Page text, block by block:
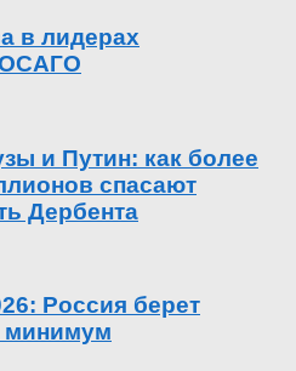
в лидерах
ОСАГО
и Путин: как более
спасают
Дербента
Россия берет
минимум